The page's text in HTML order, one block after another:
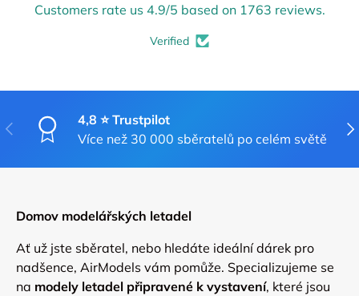
Customers rate us 4.9/5 based on 1763 reviews.
Verified
PŘEDCHOZÍ
4,8 ⭐ Trustpilot
Více než 30 000 sběratelů po celém světě
Domov modelářských letadel
Ať už jste sběratel, nebo hledáte ideální dárek pro
nadšence, AirModels vám pomůže. Specializujeme se
na modely letadel připravené k vystavení, které jsou
Přihlaste se ke svému účtu a přidejte produkty
do seznamu přání a prohlédněte si dříve
uložené položky.